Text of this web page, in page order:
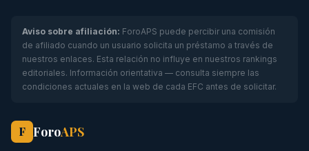
Aviso sobre afiliación: ForoAPS puede percibir una comisión
de afiliado cuando un usuario solicita un préstamo a través de
nuestros enlaces. Esta relación no influye en nuestros rankings
editoriales. Información orientativa — consulta siempre las
condiciones actuales en la web de cada EFC antes de solicitar.
F ForoAPS